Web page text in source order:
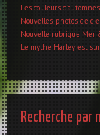
Les couleurs
Nouvelles photos de
Nouvelle rubrique Mer
Le mythe Harley est
Recherche